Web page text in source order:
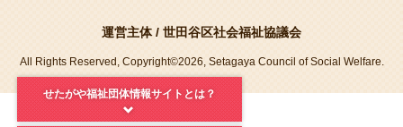
運営主体 / 世田谷区社会福祉協議会
All Rights Reserved, Copyright©2026, Setagaya Council of Social Welfare.
せたがや福祉団体情報サイトとは？